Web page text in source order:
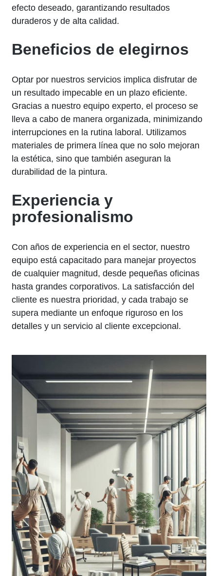
efecto deseado, garantizando resultados
duraderos y de alta calidad.
Beneficios de elegirnos
Optar por nuestros servicios implica disfrutar de
un resultado impecable en un plazo eficiente.
Gracias a nuestro equipo experto, el proceso se
lleva a cabo de manera organizada, minimizando
interrupciones en la rutina laboral. Utilizamos
materiales de primera línea que no solo mejoran
la estética, sino que también aseguran la
durabilidad de la pintura.
Experiencia y
profesionalismo
Con años de experiencia en el sector, nuestro
equipo está capacitado para manejar proyectos
de cualquier magnitud, desde pequeñas oficinas
hasta grandes corporativos. La satisfacción del
cliente es nuestra prioridad, y cada trabajo se
supera mediante un enfoque riguroso en los
detalles y un servicio al cliente excepcional.